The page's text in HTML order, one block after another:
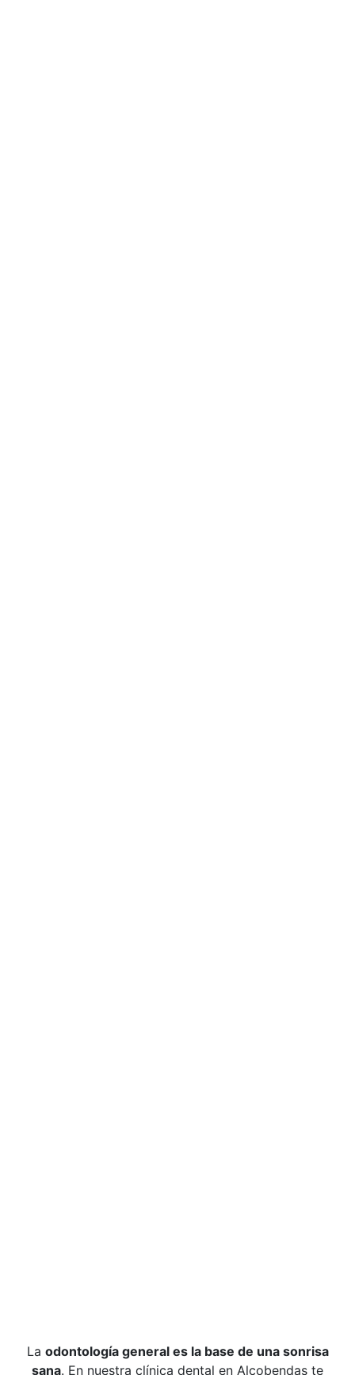
La odontología general es la base de una sonrisa
sana. En nuestra clínica dental en Alcobendas te